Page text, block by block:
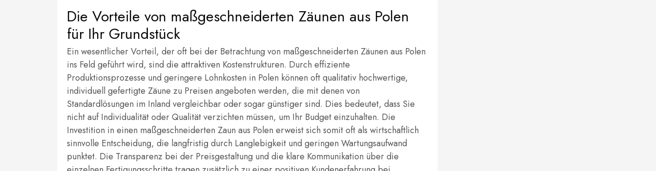
Die Vorteile von maßgeschneiderten Zäunen aus Polen
für Ihr Grundstück
Ein wesentlicher Vorteil, der oft bei der Betrachtung von maßgeschneiderten Zäunen aus Polen
ins Feld geführt wird, sind die attraktiven Kostenstrukturen. Durch effiziente
Produktionsprozesse und geringere Lohnkosten in Polen können oft qualitativ hochwertige,
individuell gefertigte Zäune zu Preisen angeboten werden, die mit denen von
Standardlösungen im Inland vergleichbar oder sogar günstiger sind. Dies bedeutet, dass Sie
nicht auf Individualität oder Qualität verzichten müssen, um Ihr Budget einzuhalten. Die
Investition in einen maßgeschneiderten Zaun aus Polen erweist sich somit oft als wirtschaftlich
sinnvolle Entscheidung, die langfristig durch Langlebigkeit und geringen Wartungsaufwand
punktet. Die Transparenz bei der Preisgestaltung und die klare Kommunikation über die